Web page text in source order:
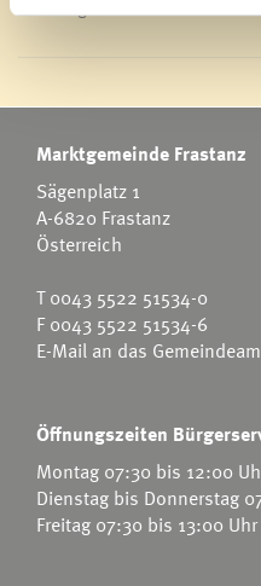
Energieeffiziente
Marktgemeinde Frastanz
Sägenplatz 1
A-6820 Frastanz
Österreich
T0043 5522 51534-0
F 0043 5522 51534-6
E-Mail an das
Öffnungszeiten
Montag 07:30 bis 12:00
Dienstag bis Donnerstag
Freitag 07:30 bis 13:00 Uhr